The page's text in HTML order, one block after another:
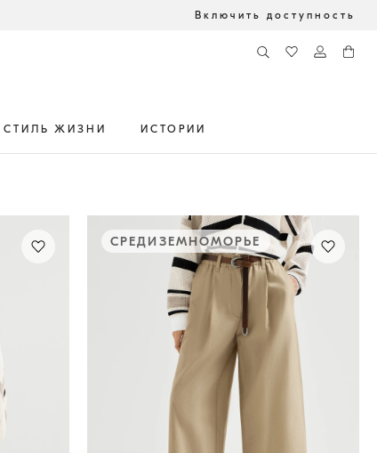
Включить доступность
СТИЛЬ ЖИЗНИ ИСТОРИИ
СРЕДИЗЕМНОМОРЬЕ